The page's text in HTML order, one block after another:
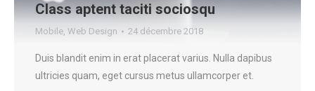
Class aptent taciti sociosqu
Mobile, Web Design 24 décembre 2018
Duis blandit enim in erat placerat varius. Nulla dapibus
ultricies quam, eget cursus metus ullamcorper et.